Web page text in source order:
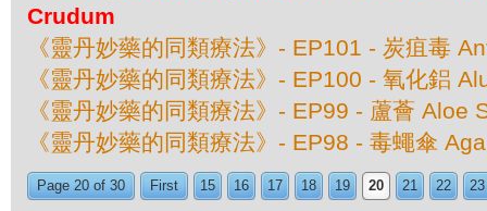
Crudum
《靈丹妙藥的同類療法》- EP101 - 炭疽毒
《靈丹妙藥的同類療法》- EP100 - 氧化鋁
《靈丹妙藥的同類療法》- EP99 - 蘆薈 Aloe
《靈丹妙藥的同類療法》- EP98 - 毒蠅傘
Page 20 of 30 First 15 16 17 18 19 20 21 22 23